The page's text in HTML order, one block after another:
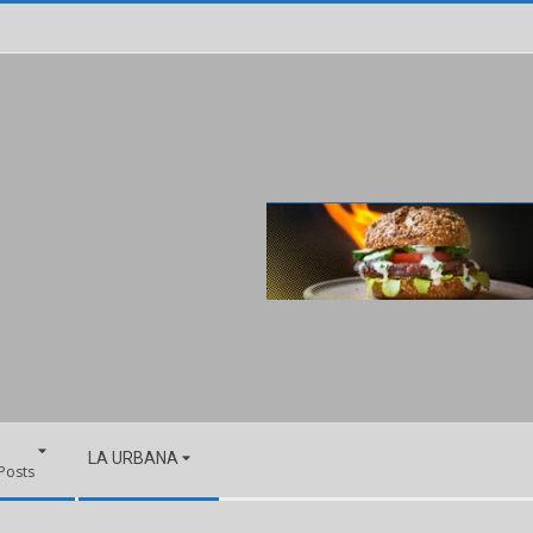
LA URBANA